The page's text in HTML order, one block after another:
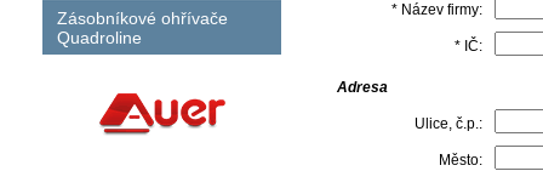
Zásobníkové ohřívače
Quadroline
* Název firmy:
* IČ:
Adresa
Ulice, č.p.:
Město: